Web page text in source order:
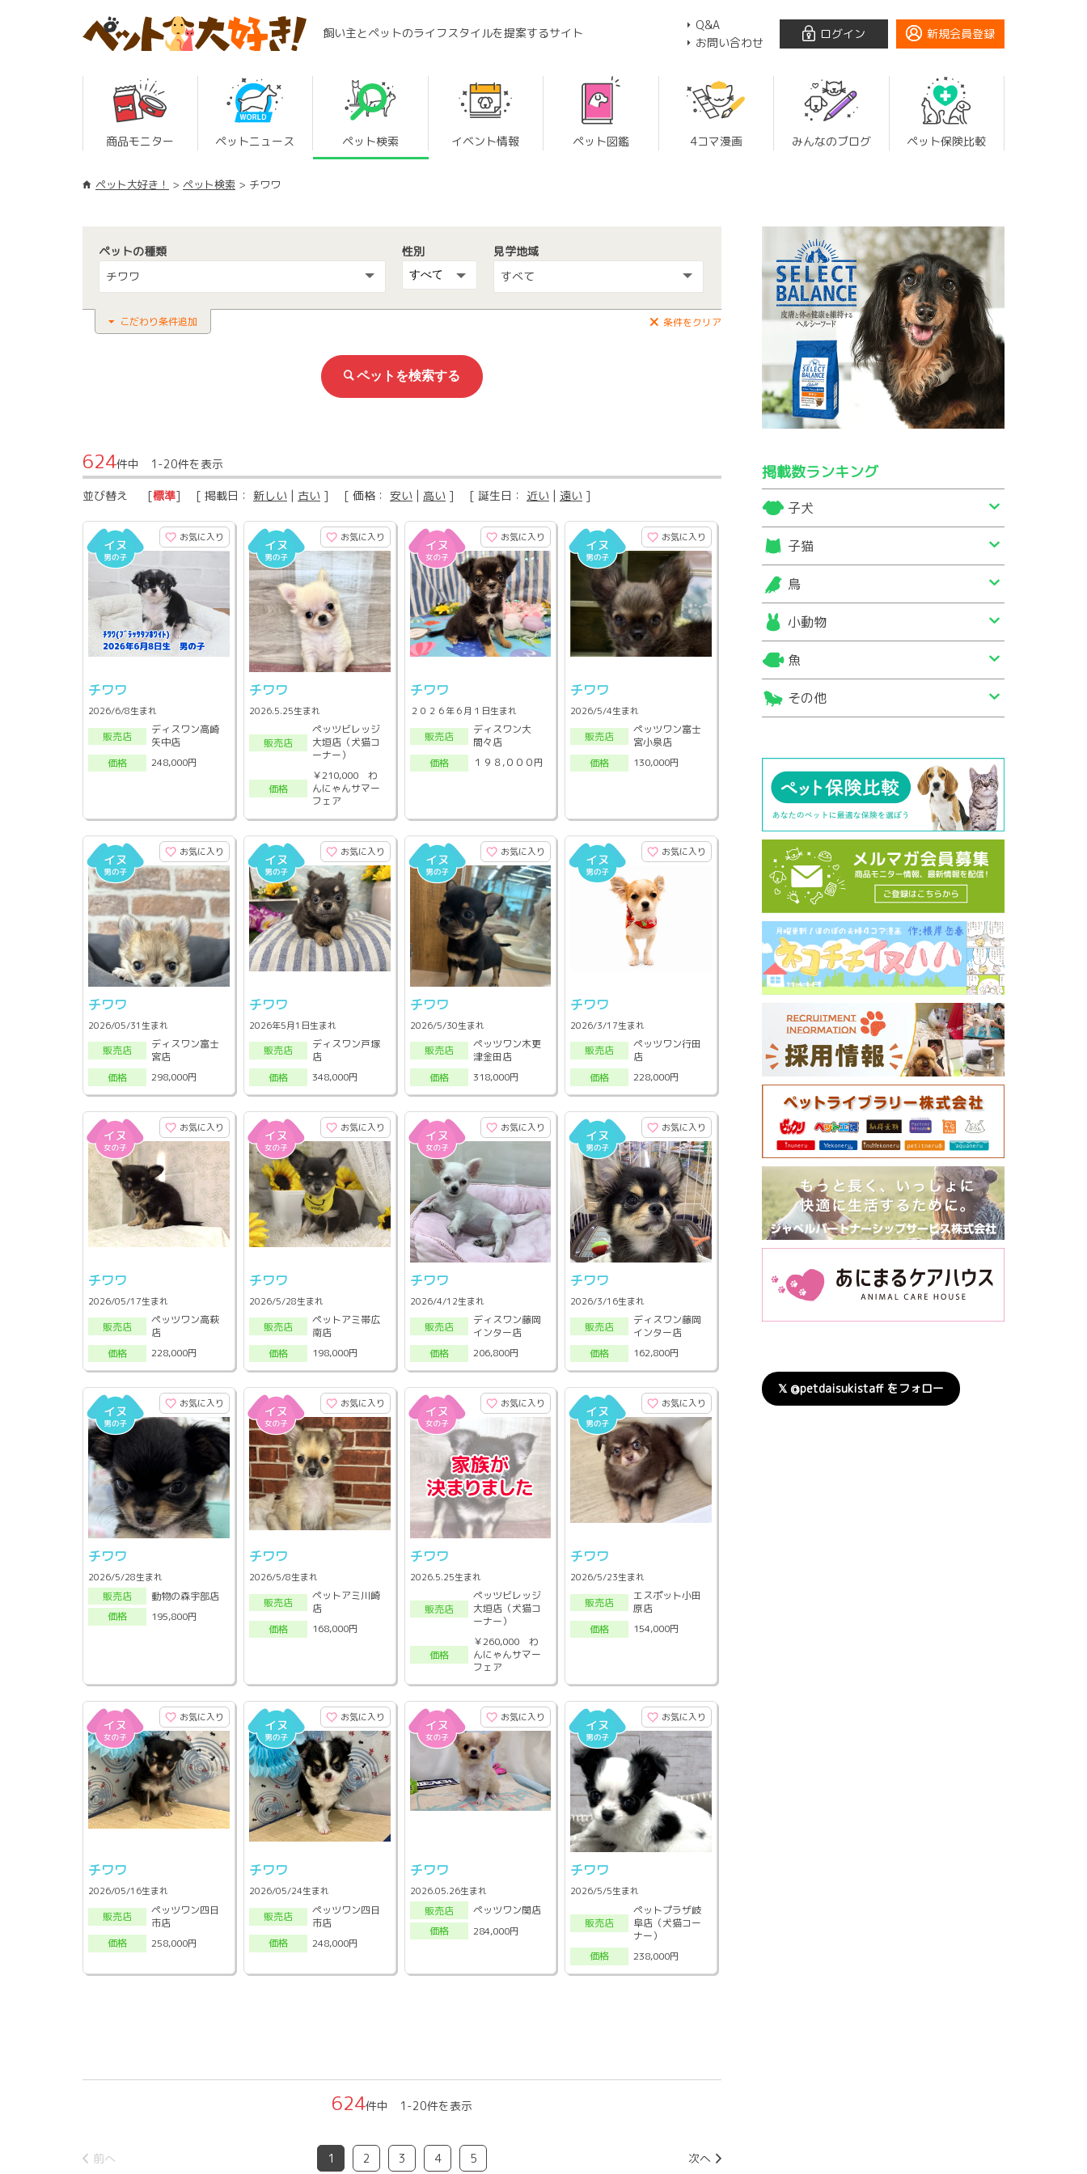
飼い主とペットのライフスタイルを提案するサイト
Q&A
お問い合わせ
ログイン 新規会員登録
商品モニター ペットニュース ペット検索 イベント情報 ペット図鑑 4コマ漫画 みんなのブログ ペット保険比較
ペット大好き！ ペット検索 チワワ
ペットの種類
チワワ
性別
見学地域
すべて
こだわり条件追加 条件をクリア
624件中 1-20件を表示
並び替え [標準] [ 掲載日： 新しい | 古い ] [ 価格： 安い | 高い ] [ 誕生日： 近い | 遠い ]
お気に入り
チワワ
2026/6/8生まれ
販売店
ディスワン高崎
矢中店
価格
248,000円
お気に入り
チワワ
2026.5.25生まれ
販売店
ペッツビレッジ
大垣店（犬猫コ
ーナー）
価格
￥210,000 わ
んにゃんサマー
フェア
お気に入り
チワワ
２０２６年６月１日生まれ
販売店
ディスワン大
間々店
価格
１９８,０００円
お気に入り
チワワ
2026/5/4生まれ
販売店
ペッツワン富士
宮小泉店
価格
130,000円
お気に入り
チワワ
2026/05/31生まれ
販売店
ディスワン富士
宮店
価格
298,000円
お気に入り
チワワ
2026年5月1日生まれ
販売店
ディスワン戸塚
店
価格
348,000円
お気に入り
チワワ
2026/5/30生まれ
販売店
ペッツワン木更
津金田店
価格
318,000円
お気に入り
チワワ
2026/3/17生まれ
販売店
ペッツワン行田
店
価格
228,000円
お気に入り
チワワ
2026/05/17生まれ
販売店
ペッツワン高萩
店
価格
228,000円
お気に入り
チワワ
2026/5/28生まれ
販売店
ペットアミ帯広
南店
価格
198,000円
お気に入り
チワワ
2026/4/12生まれ
販売店
ディスワン藤岡
インター店
価格
206,800円
お気に入り
チワワ
2026/3/16生まれ
販売店
ディスワン藤岡
インター店
価格
162,800円
お気に入り
チワワ
2026/5/28生まれ
販売店
動物の森宇部店
価格
195,800円
お気に入り
チワワ
2026/5/8生まれ
販売店
ペットアミ川崎
店
価格
168,000円
お気に入り
チワワ
2026.5.25生まれ
販売店
ペッツビレッジ
大垣店（犬猫コ
ーナー）
価格
￥260,000 わ
んにゃんサマー
フェア
お気に入り
チワワ
2026/5/23生まれ
販売店
エスポット小田
原店
価格
154,000円
お気に入り
チワワ
2026/05/16生まれ
販売店
ペッツワン四日
市店
価格
258,000円
お気に入り
チワワ
2026/05/24生まれ
販売店
ペッツワン四日
市店
価格
248,000円
お気に入り
チワワ
2026.05.26生まれ
販売店
ペッツワン関店
価格
284,000円
お気に入り
チワワ
2026/5/5生まれ
販売店
ペットプラザ岐
阜店（犬猫コー
ナー）
価格
238,000円
624件中 1-20件を表示
前へ 1 2 3 4 5 次へ
掲載数ランキング
子犬
子猫
鳥
小動物
魚
その他
𝕏 @petdaisukistaff をフォロー